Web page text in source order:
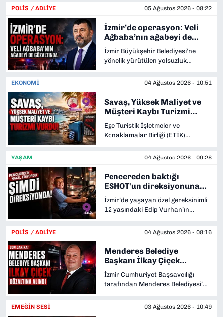
ardından TFF 2. Lig temsilcisi
Menemen FK da ligden çekilme
kararı aldı. Kulüp Başkanı Bilgin
Tokul, destek çağrılarının
karşılıksız kaldığını belirterek
kararın “acı bir zorunluluk”
olduğunu söyledi.
POLİS / ADLİYE 05 Ağustos 2026 - 08:22
İzmir’de operasyon: Veli
Ağbaba’nın ağabeyi de
gözaltında
İzmir Büyükşehir Belediyesi’ne
yönelik yürütülen yolsuzluk
operasyon düzenlendi.
Soruşturma kapsamında Yeni
Parti Malatya Milletvekili Veli
Ağbaba’nın ağabeyi Hür Ağbaba
ile bir şüpheli daha gözaltına alındı.
Şüphelilerin, daha önce
tutuklanan Egeşehir Genel
bağlantılı oldukları iddia edildi.
EKONOMİ 04 Ağustos 2026 - 10:51
Savaş, Yüksek Maliyet ve
Müşteri Kaybı Turizmi
Vurdu
Ege Turistik İşletmeler ve
Konaklamalar Birliği (ETİK)
Yardımcısı Mehmet İşler, bölge
turizmcilerinin yaşadığı derin krizi
açıklayarak yetkililere çağrıda
bulundu. İşler; yüksek maliyetler,
ağır yönetmelikler, personel krizi
ve Kapıda Vize uygulamasıyla
Yunan adalarına kaçan turist
turizminin zor günler geçirdiğini
YAŞAM 04 Ağustos 2026 - 09:28
Pencereden baktığı
ESHOT'un direksiyonuna
geçti
İzmir’de yaşayan özel gereksinimli
12 yaşındaki Edip Vurhan’ın
gerçek oldu. Şoför üniformasını
giyip çok sevdiği otobüsün
direksiyonuna geçen Edip, ailesiyle
birlikte unutamayacağı bir gün
yaşadı.
POLİS / ADLİYE 04 Ağustos 2026 - 08:16
Menderes Belediye
Başkanı İlkay Çiçek
gözaltına alındı
İzmir Cumhuriyet Başsavcılığı
tarafından Menderes Belediyesi’ne
soruşturması kapsamında
düzenlenen operasyonda, Belediye
EMEĞİN SESİ 03 Ağustos 2026 - 10:49